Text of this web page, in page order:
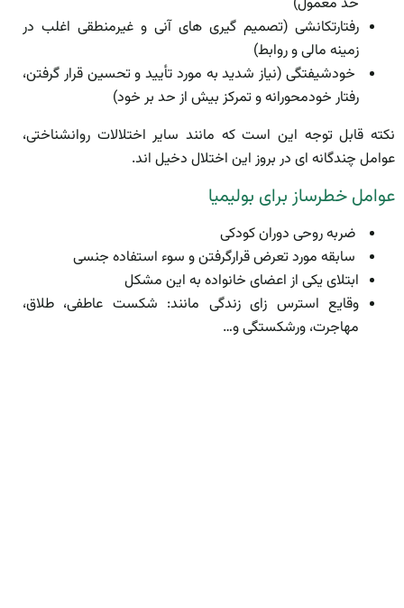
رفتارتکانشی (تصمیم­ گیری های آنی و غیرمنطقی اغلب در
زمینه مالی و روابط)
خودشیفتگی (نیاز شدید به مورد تأیید و تحسین قرار گرفتن،
رفتار خودمحورانه و تمرکز بیش از حد بر خود)
نکته قابل توجه این است که مانند سایر اختلالات روانشناختی،
عوامل چندگانه ای در بروز این اختلال دخیل اند.
عوامل خطرساز برای بولیمیا
ضربه روحی دوران کودکی
سابقه مورد تعرض قرارگرفتن و سوء استفاده جنسی
ابتلای یکی از اعضای خانواده به این مشکل
وقایع استرس زای زندگی مانند: شکست عاطفی، طلاق،
مهاجرت، ورشکستگی و…